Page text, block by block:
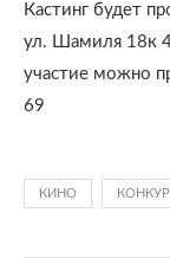
Кастинг будет
ул. Шамиля 18к
участие можно
69
КИНО